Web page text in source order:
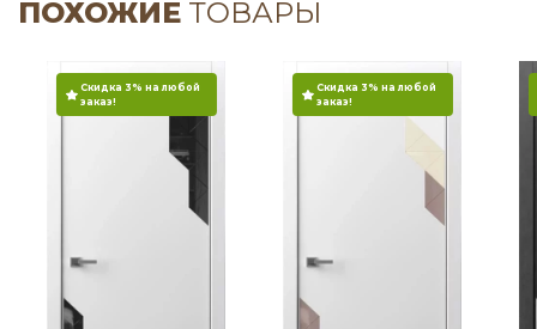
ПОХОЖИЕ ТОВАРЫ
Скидка 3% на любой
заказ!
Скидка 3% на любой
заказ!